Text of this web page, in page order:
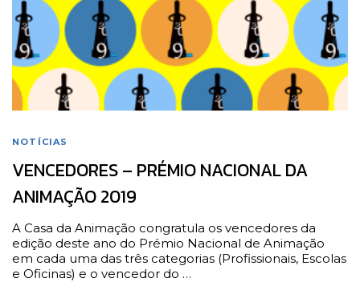
NOTÍCIAS
VENCEDORES – PRÉMIO NACIONAL DA
ANIMAÇÃO 2019
A Casa da Animação congratula os vencedores da
edição deste ano do Prémio Nacional de Animação
em cada uma das três categorias (Profissionais, Escolas
e Oficinas) e o vencedor do …